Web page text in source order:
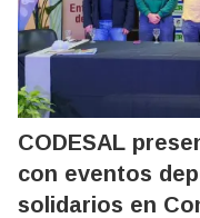
CODESAL
con eventos
solidarios en